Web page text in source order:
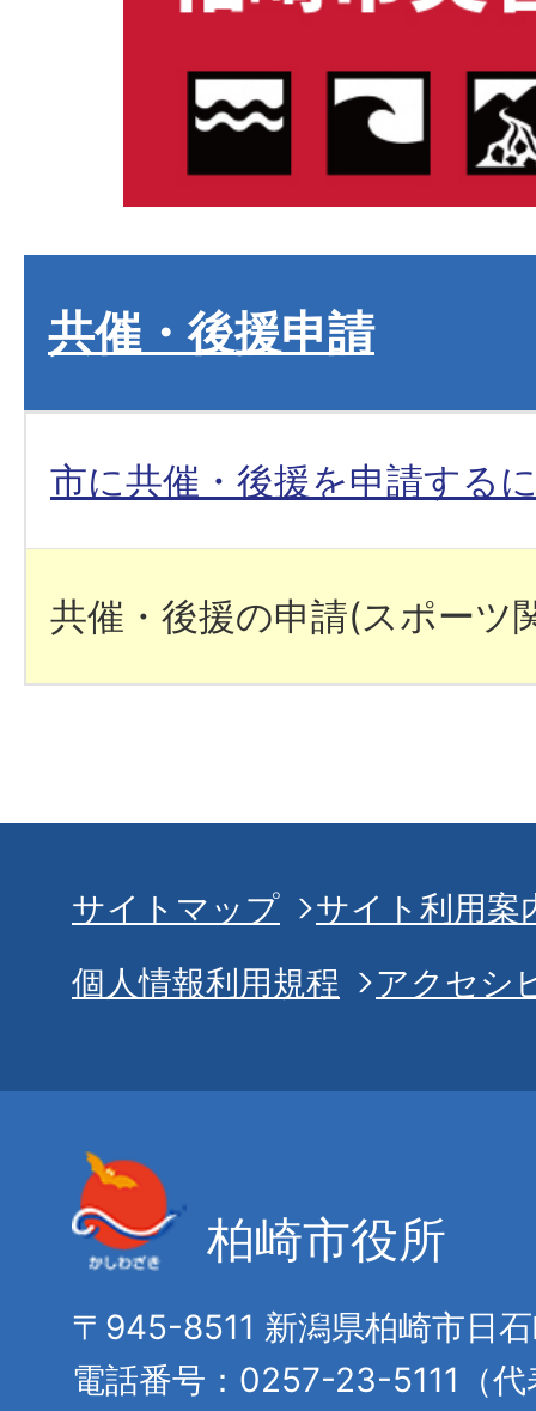
共催・後援申請
市に共催・後援を申請する
共催・後援の申請(スポーツ
サイトマップ
サイト利用案
個人情報利用規程
アクセシ
柏崎市役所
〒945-8511 新潟県柏崎市日
電話番号：0257-23-5111（代